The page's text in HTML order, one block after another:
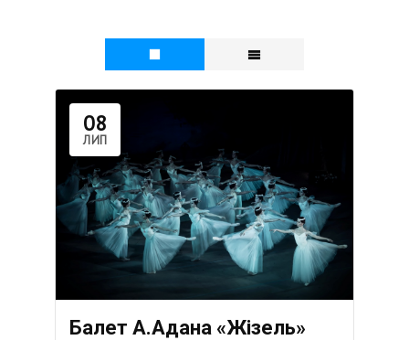
08
ЛИП
Балет А.Адана «Жізель»